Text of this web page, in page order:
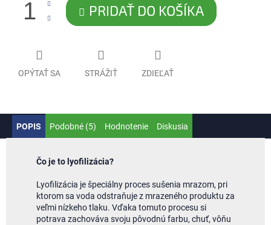
PRIDAŤ DO KOŠÍKA
OPÝTAŤ SA STRÁŽIŤ ZDIEĽAŤ
POPIS Podobné (5) Hodnotenie Diskusia
Čo je to lyofilizácia?
Lyofilizácia je špeciálny proces sušenia mrazom, pri
ktorom sa voda odstraňuje z mrazeného produktu za
veľmi nízkeho tlaku. Vďaka tomuto procesu si
potrava zachováva svoju pôvodnú farbu, chuť, vôňu